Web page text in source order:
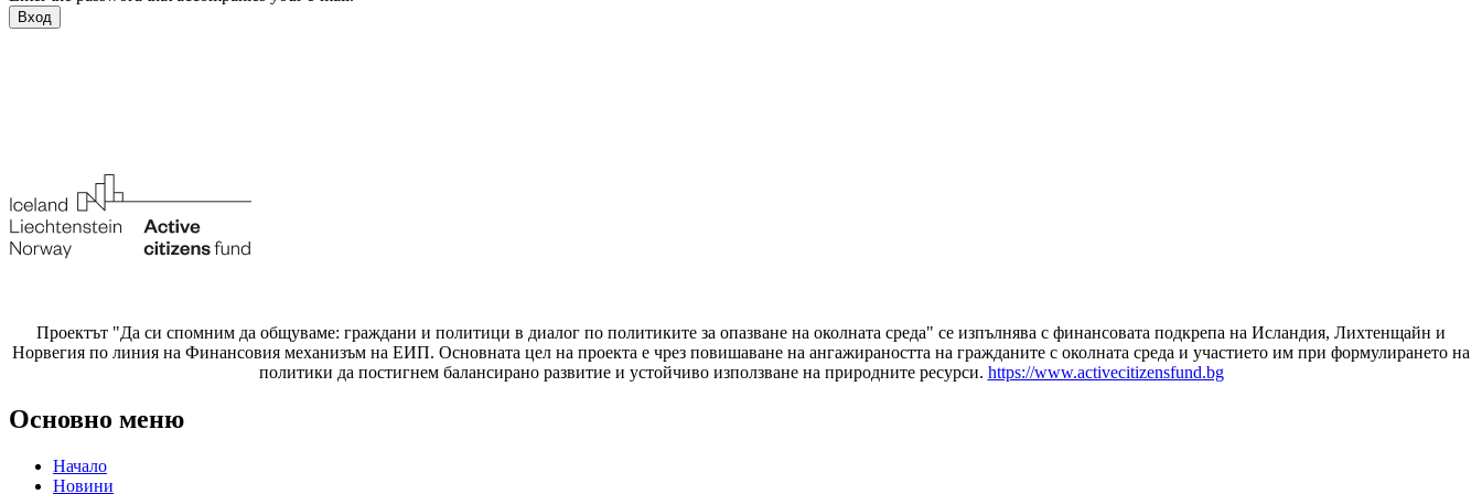
Проектът "Да си спомним да общуваме: граждани и политици в диалог по политиките за опазване на околната среда" се изпълнява с финансовата подкрепа на Исландия, Лихтенщайн и
Норвегия по линия на Финансовия механизъм на ЕИП. Основната цел на проекта е чрез повишаване на ангажираността на гражданите с околната среда и участието им при формулирането на
политики да постигнем балансирано развитие и устойчиво използване на природните ресурси. https://www.activecitizensfund.bg
Основно меню
Начало
Новини